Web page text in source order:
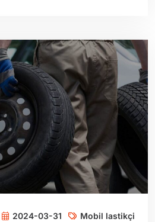
2024-03-31 Mobil lastikçi